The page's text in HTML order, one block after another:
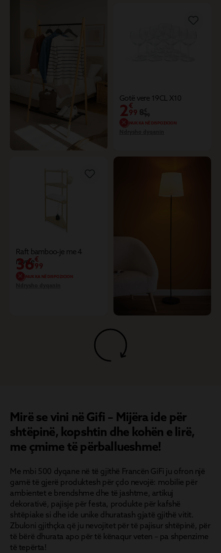
Gotë vere 19CL X10
2€
99
NUK KA NË DISPOZICION
Raft bamboo-je me 4
nivele
36€
99
NUK KA NË DISPOZICION
Mirë se vini në Gifi – Mijëra ide për
shtëpinë, kopshtin dhe kohën e lirë,
me çmime të përballueshme!
Me mbi 500 dyqane në të gjithë Francën GiFi ju ofron një
gamë të gjerë produktesh për çdo nevojë: mobilie për
ambientet e brendshme dhe të jashtme, artikuj
dekorativë, pajisje për festa, produkte për kafshë
shtëpiake si dhe ide unike dhuratash gjatë gjithë vitit.
Zbuloni gjithçka që ju nevojitet për të pajisur shtëpinë, për
të bërë dhurata apo për të kënaqur veten – pa shpenzime
të tepërta!